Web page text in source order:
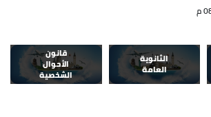
الثانوية
العامة
قانون
الأحوال
الشخصية